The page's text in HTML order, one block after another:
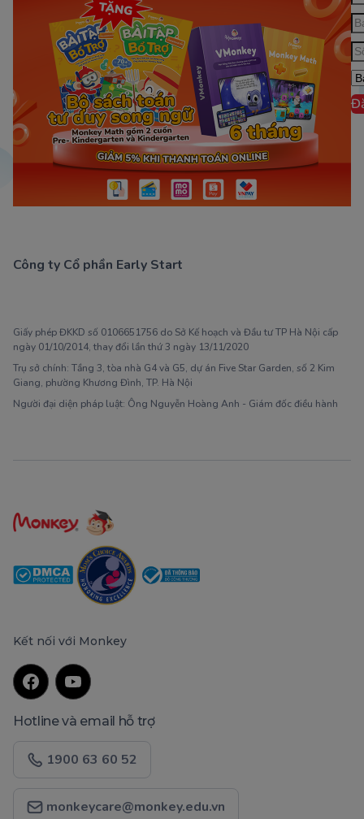
Công ty Cổ phần Early Start
Giấy phép ĐKKD số 0106651756 do Sở Kế hoạch và Đầu tư TP Hà Nội cấp
ngày 01/10/2014, thay đổi lần thứ 3 ngày 13/11/2020
Trụ sở chính: Tầng 3, tòa nhà G4 và G5, dự án Five Star Garden, số 2 Kim
Giang, phường Khương Đình, TP. Hà Nội
Người đại diện pháp luật: Ông Nguyễn Hoàng Anh - Giám đốc điều hành
Kết nối với Monkey
Hotline và email hỗ trợ
1900 63 60 52
monkeycare@monkey.edu.vn